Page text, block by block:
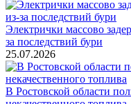
Электрички массово
за последствий бури
25.07.2026
В Ростовской области